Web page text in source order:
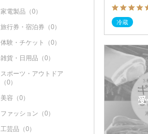
家電製品（0）
旅行券・宿泊券（0）
体験・チケット（0）
雑貨・日用品（0）
スポーツ・アウトドア
（0）
美容（0）
ファッション（0）
工芸品（0）
冷蔵